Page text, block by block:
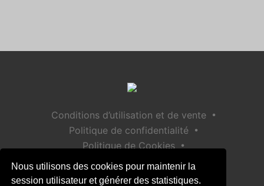
Nous utilisons des cookies pour maintenir la
session utilisateur et générer des statistiques.
Conditions d’utilisation et de vente •
Politique de confidentialité •
Politique de Cookies •
Politique de sécurité des enfants
Aide / Contact